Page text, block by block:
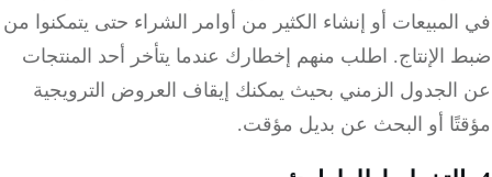
أو إنشاء الكثير من أوامر الشراء حتى يتمكنوا من
الإنتاج.اطلب منهم إخطارك عندما يتأخر أحد المنتجات
الزمني بحيث يمكنك إيقاف العروض الترويجية
أو البحث عن بديل مؤقت.